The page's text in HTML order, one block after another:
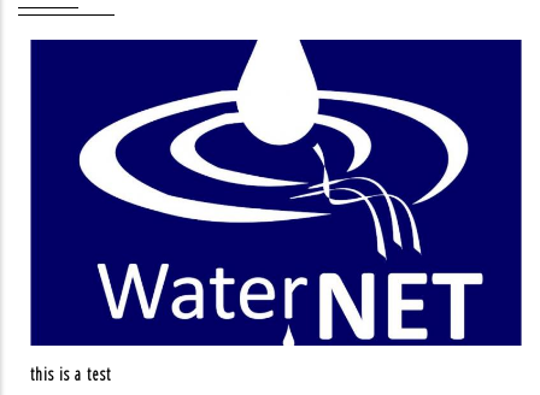
this is a test